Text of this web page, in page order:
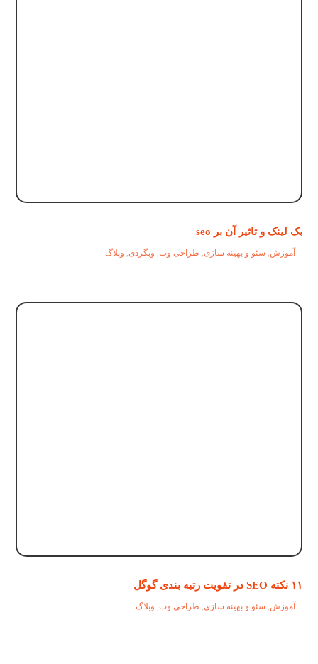
بک لینک و تاثیر آن بر seo
آموزش, سئو و بهینه سازی, طراحی وب, وبگردی, وبلاگ
۱۱ نکته SEO در تقویت رتبه بندی گوگل
آموزش سئو و بهینه سازی طراحی وب وبلاگ